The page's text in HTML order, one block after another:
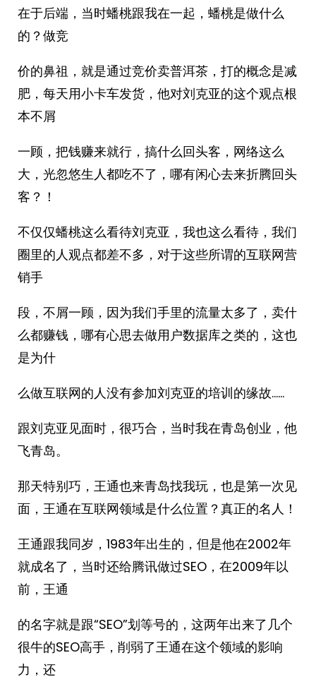
在于后端，当时蟠桃跟我在一起，蟠桃是做什么
的？做竞
价的鼻祖，就是通过竞价卖普洱茶，打的概念是减
肥，每天用小卡车发货，他对刘克亚的这个观点根
本不屑
一顾，把钱赚来就行，搞什么回头客，网络这么
大，光忽悠生人都吃不了，哪有闲心去来折腾回头
客？！
不仅仅蟠桃这么看待刘克亚，我也这么看待，我们
圈里的人观点都差不多，对于这些所谓的互联网营
销手
段，不屑一顾，因为我们手里的流量太多了，卖什
么都赚钱，哪有心思去做用户数据库之类的，这也
是为什
么做互联网的人没有参加刘克亚的培训的缘故……
跟刘克亚见面时，很巧合，当时我在青岛创业，他
飞青岛。
那天特别巧，王通也来青岛找我玩，也是第一次见
面，王通在互联网领域是什么位置？真正的名人！
王通跟我同岁，1983年出生的，但是他在2002年
就成名了，当时还给腾讯做过SEO，在2009年以
前，王通
的名字就是跟“SEO”划等号的，这两年出来了几个
很牛的SEO高手，削弱了王通在这个领域的影响
力，还